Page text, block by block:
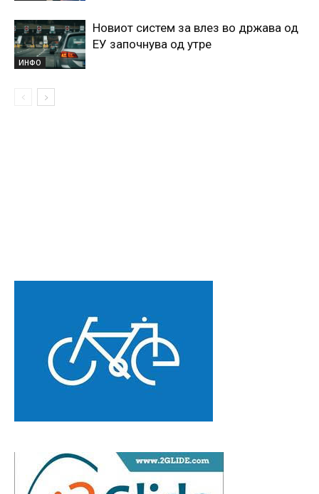
ИНФО
Новиот систем за влез во држава од
ЕУ започнува од утре